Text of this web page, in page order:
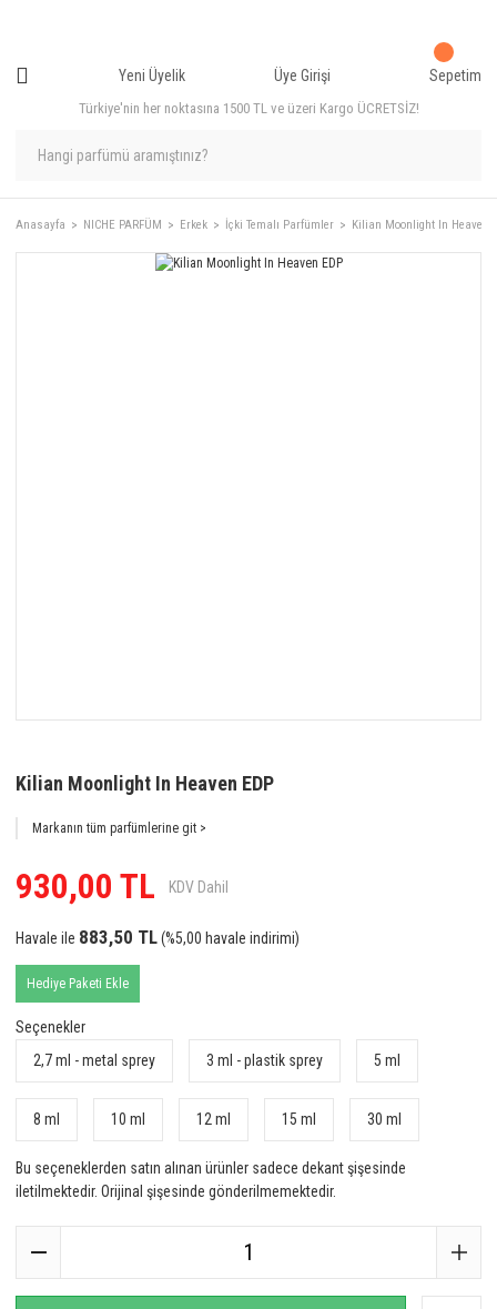
Türkiye'nin her noktasına 1500 TL ve üzeri Kargo ÜCRETSİZ!
Yeni Üyelik Üye Girişi Sepetim
Anasayfa NICHE PARFÜM Erkek İçki Temalı Parfümler Kilian Moonlight In Heaven
Kilian Moonlight In Heaven EDP
Markanın tüm parfümlerine git >
930,00 TL KDV Dahil
Havale ile 883,50 TL(%5,00 havale indirimi)
Hediye Paketi Ekle
Seçenekler
2,7 ml - metal sprey
3 ml - plastik sprey 5 ml
8 ml 10 ml 12 ml 15 ml 30 ml
Bu seçeneklerden satın alınan ürünler sadece dekant şişesinde
iletilmektedir. Orijinal şişesinde gönderilmemektedir.